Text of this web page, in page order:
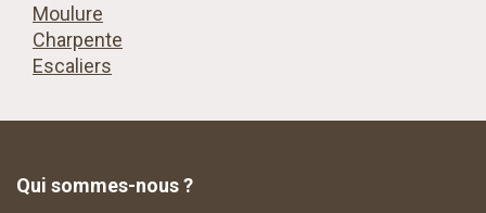
Moulure
Charpente
Escaliers
Qui sommes-nous ?